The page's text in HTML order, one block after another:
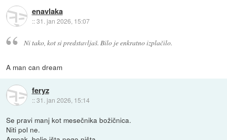
enavlaka
::31. jan 2026, 15:07
Ni tako, kot si predstavljaš. Bilo je enkratno izplačilo.
A man can dream
feryz
::31. jan 2026, 15:14
Se pravi manj kot mesečnika božičnica.
Niti pol ne.